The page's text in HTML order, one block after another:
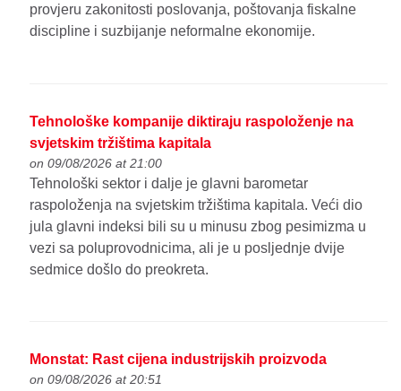
provjeru zakonitosti poslovanja, poštovanja fiskalne
discipline i suzbijanje neformalne ekonomije.
Tehnološke kompanije diktiraju raspoloženje na
svjetskim tržištima kapitala
on 09/08/2026 at 21:00
Tehnološki sektor i dalje je glavni barometar
raspoloženja na svjetskim tržištima kapitala. Veći dio
jula glavni indeksi bili su u minusu zbog pesimizma u
vezi sa poluprovodnicima, ali je u posljednje dvije
sedmice došlo do preokreta.
Monstat: Rast cijena industrijskih proizvoda
on 09/08/2026 at 20:51